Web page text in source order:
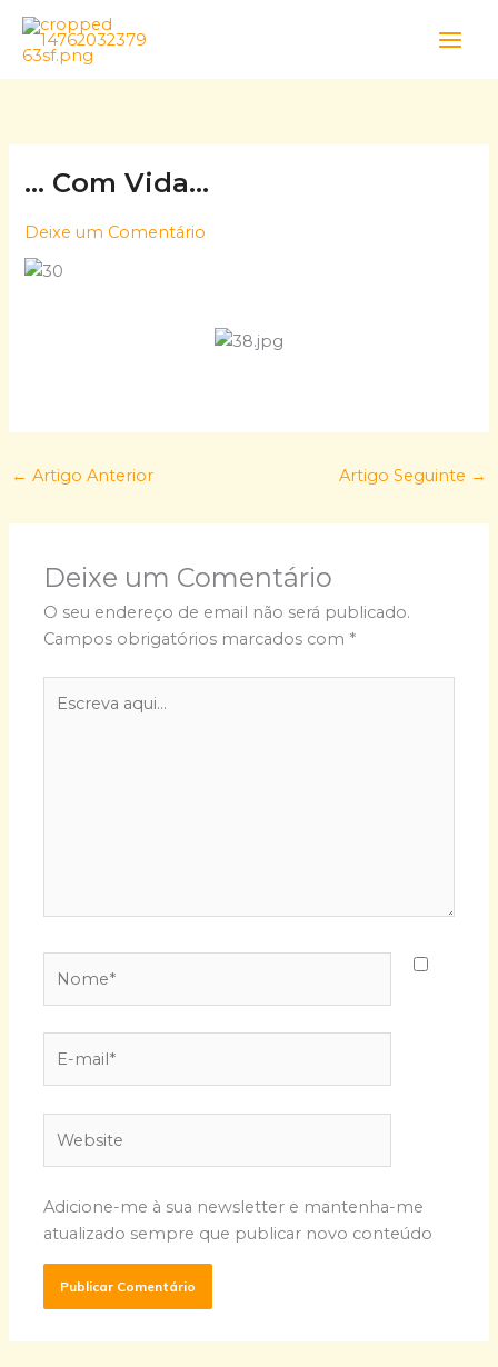
Skip
content
… Com Vida…
Deixe um Comentário
← Artigo Anterior Artigo Seguinte →
Deixe um Comentário
O seu endereço de email não será publicado.
Campos obrigatórios marcados com *
aqui...
mail*
Adicione-me à sua newsletter e mantenha-me
atualizado sempre que publicar novo conteúdo